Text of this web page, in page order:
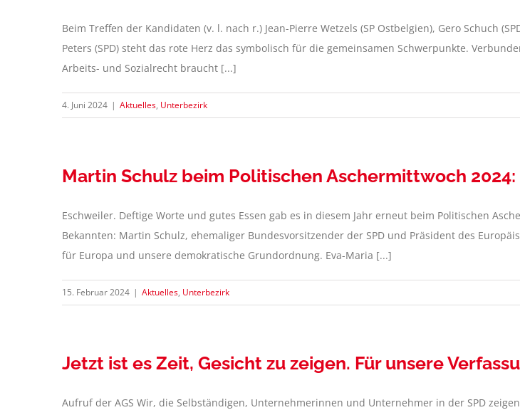
Beim Treffen der Kandidaten (v. l. nach r.) Jean-Pierre Wetzels (SP Ostbelgien), Gero Schuch
Peters (SPD) steht das rote Herz das symbolisch für die gemeinsamen Schwerpunkte.
Arbeits- und Sozialrecht braucht [...]
4. Juni 2024 | Aktuelles, Unterbezirk
Martin Schulz beim Politischen Aschermittwoch
Eschweiler. Deftige Worte und gutes Essen gab es in diesem Jahr erneut beim Politischen
Bekannten: Martin Schulz, ehemaliger Bundesvorsitzender der SPD und Präsident des
für Europa und unsere demokratische Grundordnung. Eva-Maria [...]
15. Februar 2024 | Aktuelles, Unterbezirk
Jetzt ist es Zeit, Gesicht zu zeigen. Für unsere
Aufruf der AGS Wir, die Selbständigen, Unternehmerinnen und Unternehmer in der SPD